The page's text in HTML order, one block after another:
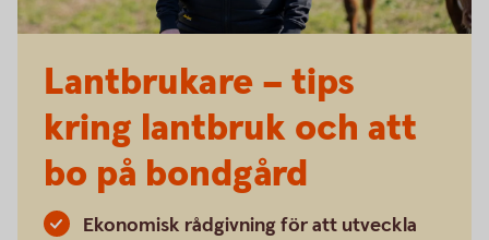
Lantbrukare – tips
kring lantbruk och att
bo på bondgård
Ekonomisk rådgivning för att utveckla